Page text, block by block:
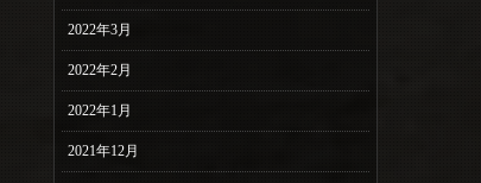
2022年3月
2022年2月
2022年1月
2021年12月